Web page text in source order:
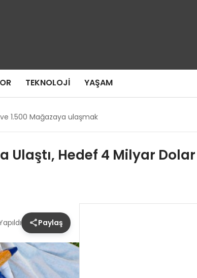
TEKNOLOJI YAŞAM
ve 1.500 Mağazaya ulaşmak
Ulaştı, Hedef 4 Milyar Dolar
Paylaş